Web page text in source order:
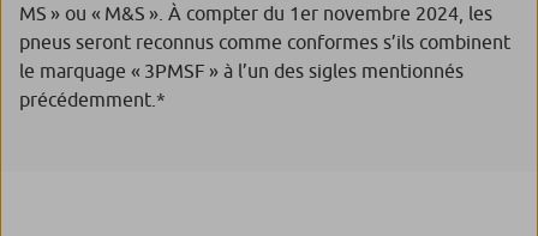
MS » ou « M&S ». À compter du 1er novembre 2024, les
pneus seront reconnus comme conformes s’ils combinent
le marquage « 3PMSF » à l’un des sigles mentionnés
précédemment.*